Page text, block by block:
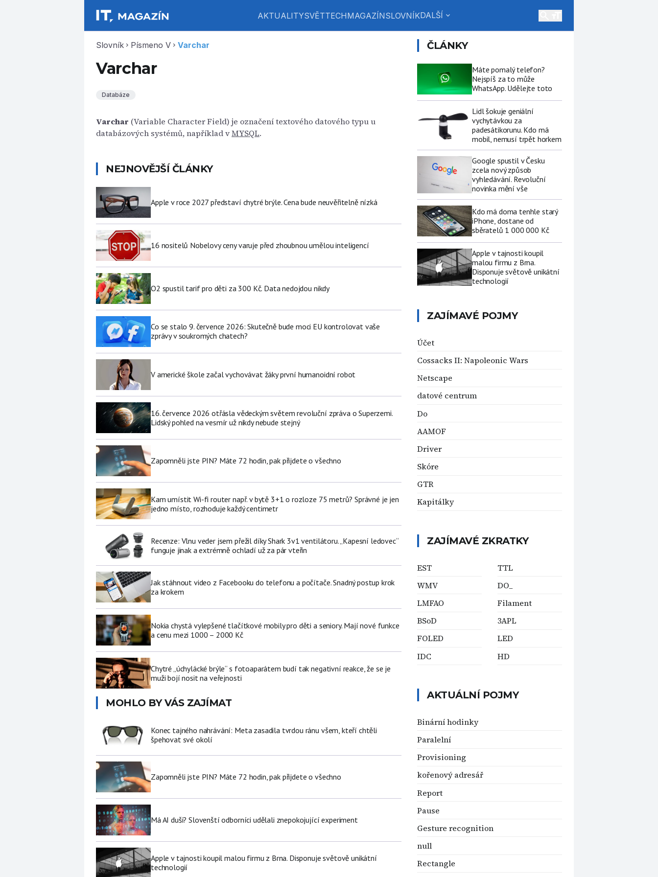
AKTUALITYSVĚTTECHMAGAZÍNSLOVNÍKDALŠÍ expand_more
Slovník chevron_right Písmeno V chevron_right Varchar
Varchar
Databáze
Varchar (Variable Character Field) je označení textového datového typu u
databázových systémů, například vMYSQL.
NEJNOVĚJŠÍ ČLÁNKY
Apple v roce 2027 představí chytré brýle. Cena bude neuvěřitelně nízká
16 nositelů Nobelovy ceny varuje před zhoubnou umělou inteligencí
O2 spustil tarif pro děti za 300 Kč. Data nedojdou nikdy
Co se stalo 9. července 2026: Skutečně bude moci EU kontrolovat vaše
zprávy v soukromých chatech?
V americké škole začal vychovávat žáky první humanoidní robot
16. července 2026 otřásla vědeckým světem revoluční zpráva o Superzemi.
Lidský pohled na vesmír už nikdy nebude stejný
Zapomněli jste PIN? Máte 72 hodin, pak přijdete o všechno
Kam umístit Wi-fi router např. v bytě 3+1 o rozloze 75 metrů? Správné je jen
jedno místo, rozhoduje každý centimetr
Recenze: Vlnu veder jsem přežil díky Shark 3v1 ventilátoru. „Kapesní ledovec“
funguje jinak a extrémně ochladí už za pár vteřin
Jak stáhnout video z Facebooku do telefonu a počítače. Snadný postup krok
za krokem
Nokia chystá vylepšené tlačítkové mobily pro děti a seniory. Mají nové funkce
a cenu mezi 1000 – 2000 Kč
Chytré „úchylácké brýle“ s fotoaparátem budí tak negativní reakce, že se je
muži bojí nosit na veřejnosti
MOHLO BY VÁS ZAJÍMAT
Konec tajného nahrávání: Meta zasadila tvrdou ránu všem, kteří chtěli
špehovat své okolí
Zapomněli jste PIN? Máte 72 hodin, pak přijdete o všechno
Má AI duši? Slovenští odborníci udělali znepokojující experiment
Apple v tajnosti koupil malou firmu z Brna. Disponuje světově unikátní
technologií
ČLÁNKY
Máte pomalý telefon?
Nejspíš za to může
WhatsApp. Udělejte toto
Lidl šokuje geniální
vychytávkou za
padesátikorunu. Kdo má
mobil, nemusí trpět horkem
Google spustil v Česku
zcela nový způsob
vyhledávání. Revoluční
novinka mění vše
Kdo má doma tenhle starý
iPhone, dostane od
sběratelů 1 000 000 Kč
Apple v tajnosti koupil
malou firmu z Brna.
Disponuje světově unikátní
technologií
ZAJÍMAVÉ POJMY
Účet
Cossacks II: Napoleonic Wars
Netscape
datové centrum
Do
AAMOF
Driver
Skóre
GTR
Kapitálky
ZAJÍMAVÉ ZKRATKY
EST
WMV
LMFAO
BSoD
FOLED
IDC
TTL
DO_
Filament
3APL
LED
HD
AKTUÁLNÍ POJMY
Binární hodinky
Paralelní
Provisioning
kořenový adresář
Report
Pause
Gesture recognition
null
Rectangle